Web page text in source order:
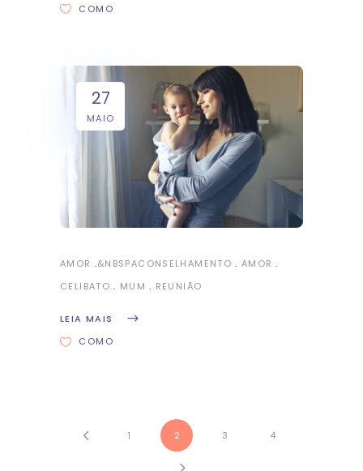
COMO
27
MAIO
AMOR &NBSPACONSELHAMENTO
AMOR
CELIBATO
MUM REUNIÃO
LEIA MAIS
COMO
1 2 3 4